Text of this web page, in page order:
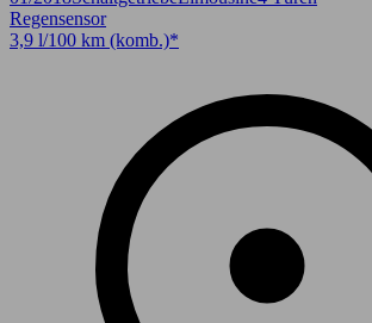
Regensensor
3,9 l/100 km (komb.)*